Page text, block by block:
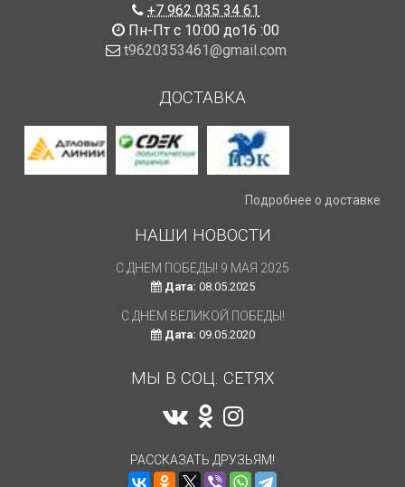
+7 962 035 34 61
Пн-Пт с 10:00 до16 :00
t9620353461@gmail.com
ДОСТАВКА
Подробнее о доставке
НАШИ НОВОСТИ
С ДНЕМ ПОБЕДЫ! 9 МАЯ 2025
Дата: 08.05.2025
С ДНЕМ ВЕЛИКОЙ ПОБЕДЫ!
Дата: 09.05.2020
МЫ В СОЦ. СЕТЯХ
РАССКАЗАТЬ ДРУЗЬЯМ!